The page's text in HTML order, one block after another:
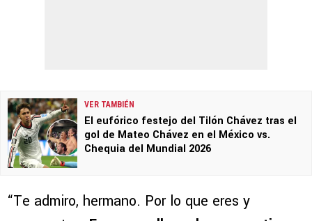
VER TAMBIÉN
El eufórico festejo del Tilón Chávez tras el
gol de Mateo Chávez en el México vs.
Chequia del Mundial 2026
“Te admiro, hermano. Por lo que eres y